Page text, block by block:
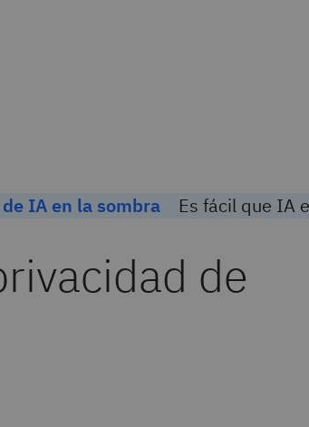
IA en la sombra Es fácil que IA
de